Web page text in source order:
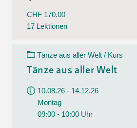
CHF 170.00
17 Lektionen
Tänze aus aller Welt / Kurs
Tänze aus aller Welt
10.08.26 - 14.12.26
Montag
09:00 - 10:00 Uhr